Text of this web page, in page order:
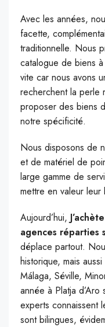
Avec les années,
facette,
traditionnelle. Nous
catalogue de biens à
vite car nous avons
recherchent la perle
proposer des biens
notre spécificité.
Nous disposons de
et de matériel de
large gamme de
mettre en valeur
Aujourd’hui,
agences réparties
déplace partout.
historique, mais
Málaga, Séville,
année à Platja d’Aro
experts connaissent
sont bilingues,